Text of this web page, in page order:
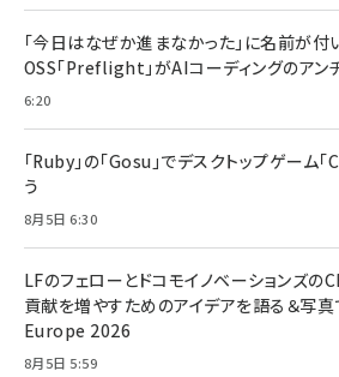
「今日はなぜか進まなかった」に名前が付
OSS「Preflight」がAIコーディングのアン
6:20
「Ruby」の「Gosu」でデスクトップゲーム
う
8月5日 6:30
LFのフェローとドコモイノベーションズの
貢献を増やすためのアイデアを語る＆写
Europe 2026
8月5日 5:59